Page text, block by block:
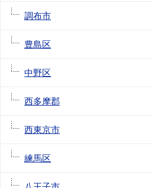
調布市
豊島区
中野区
西多摩郡
西東京市
練馬区